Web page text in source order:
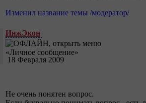
Изменил название темы /модератор/
ИнжЭкон
18 Февраля 2009
Не очень понятен вопрос.